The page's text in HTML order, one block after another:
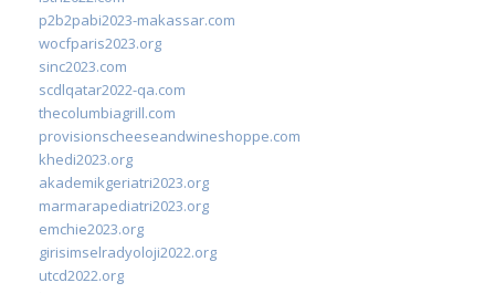
p2b2pabi2023-makassar.com
wocfparis2023.org
sinc2023.com
scdlqatar2022-qa.com
thecolumbiagrill.com
provisionscheeseandwineshoppe.com
khedi2023.org
akademikgeriatri2023.org
marmarapediatri2023.org
emchie2023.org
girisimselradyoloji2022.org
utcd2022.org